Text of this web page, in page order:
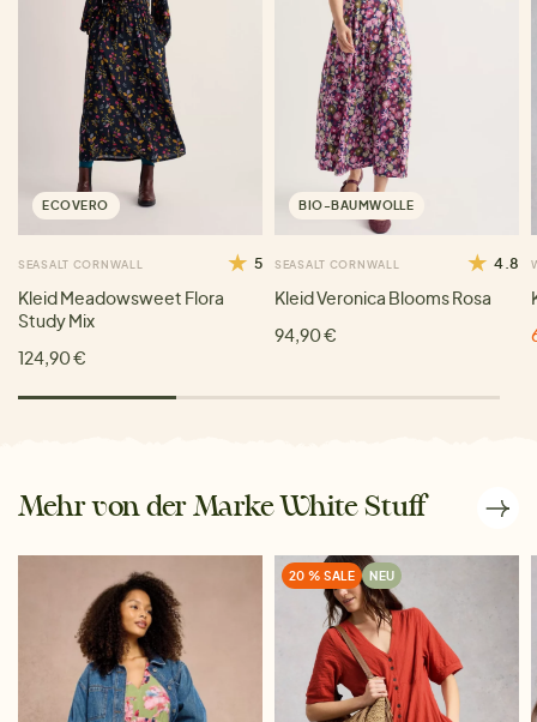
ECOVERO
SEASALT CORNWALL 5
Kleid Meadowsweet Flora
Study Mix
124,90 €
BIO-BAUMWOLLE
SEASALT CORNWALL 4.8
Kleid Veronica Blooms Rosa
94,90 €
Mehr von der Marke White Stuff
20 % SALE NEU